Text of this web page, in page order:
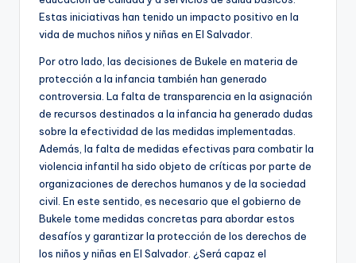
Estas iniciativas han tenido un impacto positivo en la
vida de muchos niños y niñas en El Salvador.
Por otro lado, las decisiones de Bukele en materia de
protección a la infancia también han generado
controversia. La falta de transparencia en la asignación
de recursos destinados a la infancia ha generado dudas
sobre la efectividad de las medidas implementadas.
Además, la falta de medidas efectivas para combatir la
violencia infantil ha sido objeto de críticas por parte de
organizaciones de derechos humanos y de la sociedad
civil. En este sentido, es necesario que el gobierno de
Bukele tome medidas concretas para abordar estos
desafíos y garantizar la protección de los derechos de
los niños y niñas en El Salvador. ¿Será capaz el